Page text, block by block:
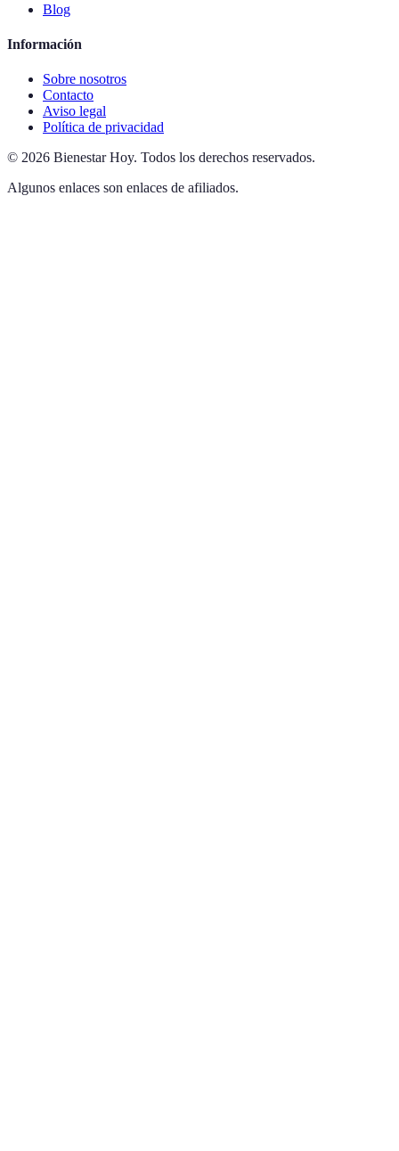
Blog
Información
Sobre nosotros
Contacto
Aviso legal
Política de privacidad
© 2026 Bienestar Hoy. Todos los derechos reservados.
Algunos enlaces son enlaces de afiliados.